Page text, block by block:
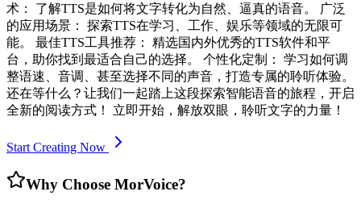
术： 了解TTS是如何将文字转化为自然、逼真的语音。 广泛
的应用场景： 探索TTS在学习、工作、娱乐等领域的无限可
能。 最佳TTS工具推荐： 精选国内外优秀的TTS软件和平
台，助你找到最适合自己的选择。 个性化定制： 学习如何调
整语速、音调、甚至选择不同的声音，打造专属的聆听体验。
还在等什么？让我们一起踏上这段探索智能语音的旅程，开启
全新的阅读方式！ 立即开始，解放双眼，聆听文字的力量！
Start Creating Now
Why Choose MorVoice?